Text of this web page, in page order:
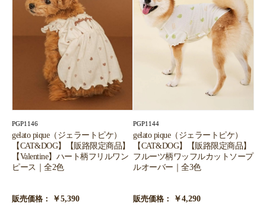
PGP1146
gelato pique（ジェラートピケ）
【CAT&DOG】【販路限定商品】
【Valentine】ハート柄フリルワン
ピース｜全2色
販売価格： ￥5,390
PGP1144
gelato pique（ジェラートピケ）
【CAT&DOG】【販路限定商品】
フルーツ柄ワッフルカットソープ
ルオーバー｜全3色
販売価格： ￥4,290